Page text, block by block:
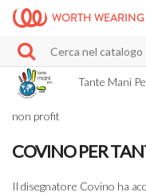
WORTH WEARING
Tante Mani
non profit
COVINO PER
Il disegnatore Covino ha